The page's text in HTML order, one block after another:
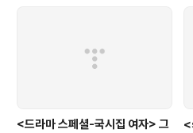
<드라마 스페셜-국시집 여자> 그